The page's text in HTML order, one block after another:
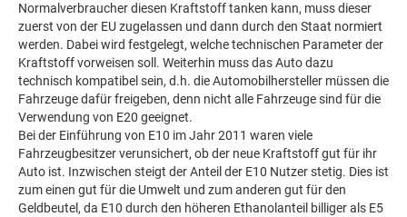
Normalverbraucher diesen Kraftstoff tanken kann, muss dieser
zuerst von der EU zugelassen und dann durch den Staat normiert
werden. Dabei wird festgelegt, welche technischen Parameter der
Kraftstoff vorweisen soll. Weiterhin muss das Auto dazu
technisch kompatibel sein, d.h. die Automobilhersteller müssen die
Fahrzeuge dafür freigeben, denn nicht alle Fahrzeuge sind für die
Verwendung von E20 geeignet.
Bei der Einführung von E10 im Jahr 2011 waren viele
Fahrzeugbesitzer verunsichert, ob der neue Kraftstoff gut für ihr
Auto ist. Inzwischen steigt der Anteil der E10 Nutzer stetig. Dies ist
zum einen gut für die Umwelt und zum anderen gut für den
Geldbeutel, da E10 durch den höheren Ethanolanteil billiger als E5